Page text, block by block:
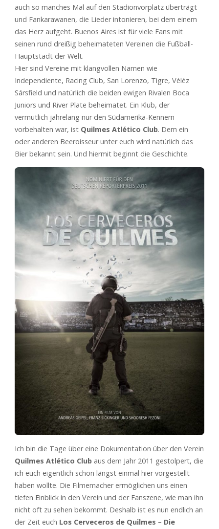
auch so manches Mal auf den Stadionvorplatz überträgt
und Fankarawanen, die Lieder intonieren, bei dem einem
das Herz aufgeht. Buenos Aires ist für viele Fans mit
seinen rund dreißig beheimateten Vereinen die Fußball-
Hauptstadt der Welt.
Hier sind Vereine mit klangvollen Namen wie
Independiente, Racing Club, San Lorenzo, Tigre, Véléz
Sársfield und natürlich die beiden ewigen Rivalen Boca
Juniors und River Plate beheimatet. Ein Klub, der
vermutlich jahrelang nur den Südamerika-Kennern
vorbehalten war, ist Quilmes Atlético Club. Dem ein
oder anderen Beeroisseur unter euch wird natürlich das
Bier bekannt sein. Und hiermit beginnt die Geschichte.
Ich bin die Tage über eine Dokumentation über den Verein
Quilmes Atlético Club aus dem Jahr 2011 gestolpert, die
ich euch eigentlich schon längst einmal hier vorgestellt
haben wollte. Die Filmemacher ermöglichen uns einen
tiefen Einblick in den Verein und der Fanszene, wie man ihn
nicht oft zu sehen bekommt. Deshalb ist es nun endlich an
der Zeit euch Los Cerveceros de Quilmes – Die